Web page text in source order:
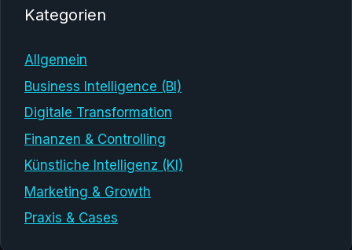
Kategorien
Allgemein
Business Intelligence (BI)
Digitale Transformation
Finanzen & Controlling
Künstliche Intelligenz (KI)
Marketing & Growth
Praxis & Cases